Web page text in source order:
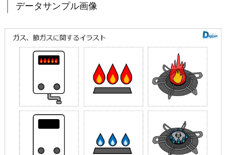
データサンプル画像